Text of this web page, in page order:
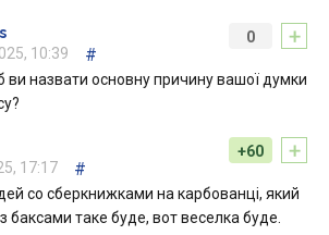
+
0
10:39
#
ви назвати основну причину вашої думки
+
+60
17:17
#
со сберкнижками на карбованці, який
баксами таке буде, вот веселка буде.